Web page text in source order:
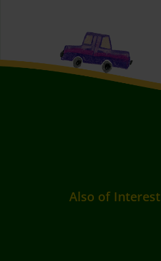
Also of Interest